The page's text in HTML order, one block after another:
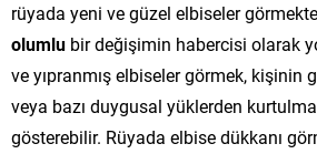
rüyada yeni ve güzel elbiseler
olumlu bir değişimin habercisi olarak
ve yıpranmış elbiseler görmek, kişinin
veya bazı duygusal yüklerden
gösterebilir. Rüyada elbise dükkanı